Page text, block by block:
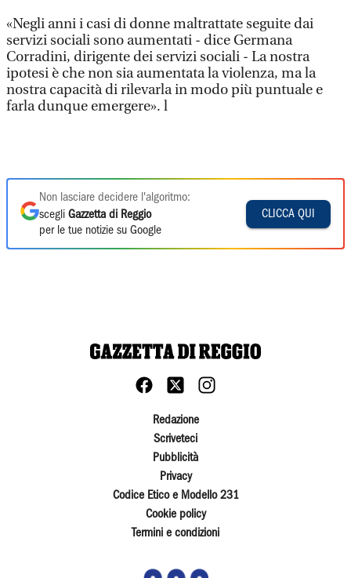
«Negli anni i casi di donne maltrattate seguite dai
servizi sociali sono aumentati - dice Germana
Corradini, dirigente dei servizi sociali - La nostra
ipotesi è che non sia aumentata la violenza, ma la
nostra capacità di rilevarla in modo più puntuale e
farla dunque emergere». l
Non lasciare decidere l'algoritmo:
scegli Gazzetta di Reggio
per le tue notizie su Google
CLICCA QUI
Redazione
Scriveteci
Pubblicità
Privacy
Codice Etico e Modello 231
Cookie policy
Termini e condizioni